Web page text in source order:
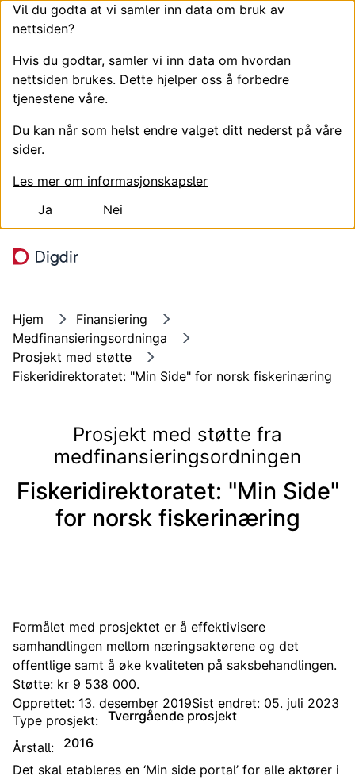
Vil du godta at vi samler inn data om bruk av
nettsiden?
Hvis du godtar, samler vi inn data om hvordan
nettsiden brukes. Dette hjelper oss å forbedre
tjenestene våre.
Du kan når som helst endre valget ditt nederst på våre
sider.
Les mer om informasjonskapsler
Ja
Nei
Hjem
Finansiering
Medfinansieringsordninga
Prosjekt med støtte
Fiskeridirektoratet: "Min Side" for norsk fiskerinæring
Prosjekt med støtte fra
medfinansieringsordningen
Fiskeridirektoratet: "Min Side"
for norsk fiskerinæring
Formålet med prosjektet er å effektivisere
samhandlingen mellom næringsaktørene og det
offentlige samt å øke kvaliteten på saksbehandlingen.
Støtte: kr 9 538 000.
Opprettet: 13. desember 2019Sist endret: 05. juli 2023
Type prosjekt: Tverrgående prosjekt
Årstall:
2016
Det skal etableres en ‘Min side portal’ for alle aktører i